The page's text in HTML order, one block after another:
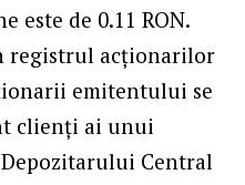
este de 0.11 RON.
registrul acţionarilor
emitentului se
clienți ai unui
Central